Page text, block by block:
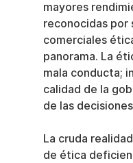
mayores
reconocidas por
comerciales
panorama. La
mala conducta;
calidad de la
de las
La cruda
de ética